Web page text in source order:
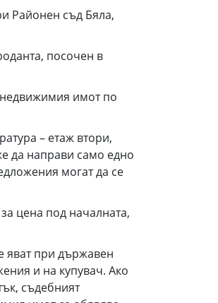
Районен съд Бяла,
посочен в
имот по
– етаж втори,
да направи само едно
могат да се
цена под началната,
яват при държавен
и на купувач. Ако
съдебният